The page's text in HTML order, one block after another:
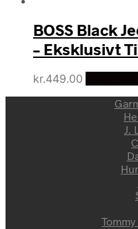
BOSS Black
– Eksklusivt
kr.449.00
J.